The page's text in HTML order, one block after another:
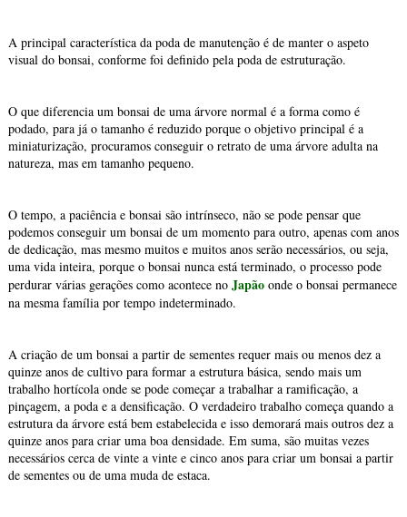
A principal característica da poda de manutenção é de manter o aspeto
visual do bonsai, conforme foi definido pela poda de estruturação.
O que diferencia um bonsai de uma árvore normal é a forma como é
podado, para já o tamanho é reduzido porque o objetivo principal é a
miniaturização, procuramos conseguir o retrato de uma árvore adulta na
natureza, mas em tamanho pequeno.
O tempo, a paciência e bonsai são intrínseco, não se pode pensar que
podemos conseguir um bonsai de um momento para outro, apenas com anos
de dedicação, mas mesmo muitos e muitos anos serão necessários, ou seja,
uma vida inteira, porque o bonsai nunca está terminado, o processo pode
perdurar várias gerações como acontece no Japão onde o bonsai permanece
na mesma família por tempo indeterminado.
A criação de um bonsai a partir de sementes requer mais ou menos dez a
quinze anos de cultivo para formar a estrutura básica, sendo mais um
trabalho hortícola onde se pode começar a trabalhar a ramificação, a
pinçagem, a poda e a densificação. O verdadeiro trabalho começa quando a
estrutura da árvore está bem estabelecida e isso demorará mais outros dez a
quinze anos para criar uma boa densidade. Em suma, são muitas vezes
necessários cerca de vinte a vinte e cinco anos para criar um bonsai a partir
de sementes ou de uma muda de estaca.